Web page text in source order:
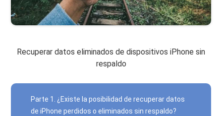
Recuperar datos eliminados de dispositivos iPhone sin
respaldo
Parte 1. ¿Existe la posibilidad de recuperar datos
de iPhone perdidos o eliminados sin respaldo?